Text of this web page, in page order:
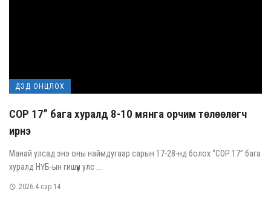
ДЭД ОНЦЛОХ
COP 17” бага хуралд 8-10 мянга орчим төлөөлөгч
ирнэ
Манай улсад энэ оны наймдугаар сарын 17-28-нд болох “COP 17” бага
хуралд НҮБ-ын гишүүн улс ...
2026.4 сар.14